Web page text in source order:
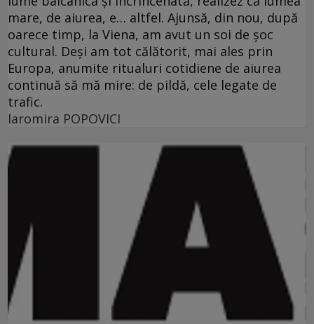
mare, de aiurea, e… altfel. Ajunsă, din nou, după
oarece timp, la Viena, am avut un soi de şoc
cultural. Deşi am tot călătorit, mai ales prin
Europa, anumite ritualuri cotidiene de aiurea
continuă să mă mire: de pildă, cele legate de
trafic.
Iaromira POPOVICI